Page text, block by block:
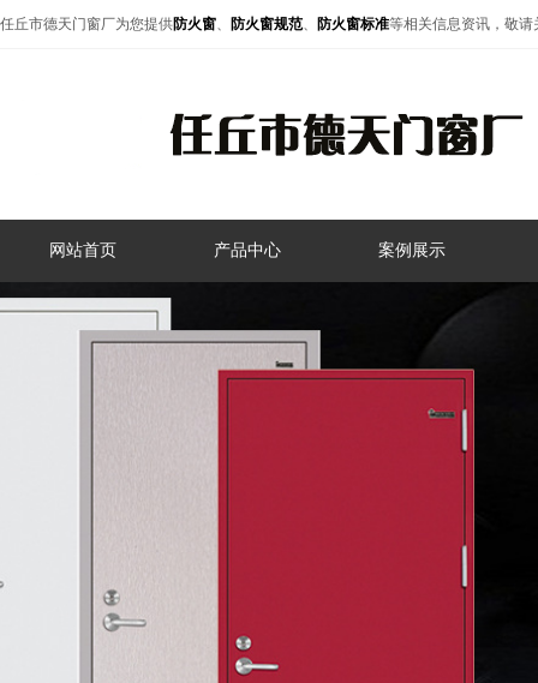
任丘市德天门窗厂为您提供防火窗、 防火窗规范、 防火窗标准等相关信息资讯，敬请
网站首页 产品中心 案例展示